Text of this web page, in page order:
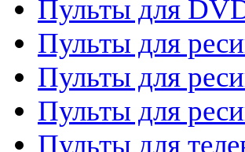
Пульты для
Пульты для
Пульты для
Пульты для
Пульты для